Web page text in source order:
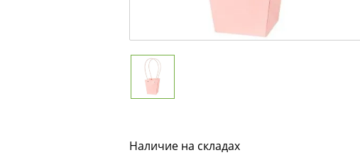
Наличие на складах